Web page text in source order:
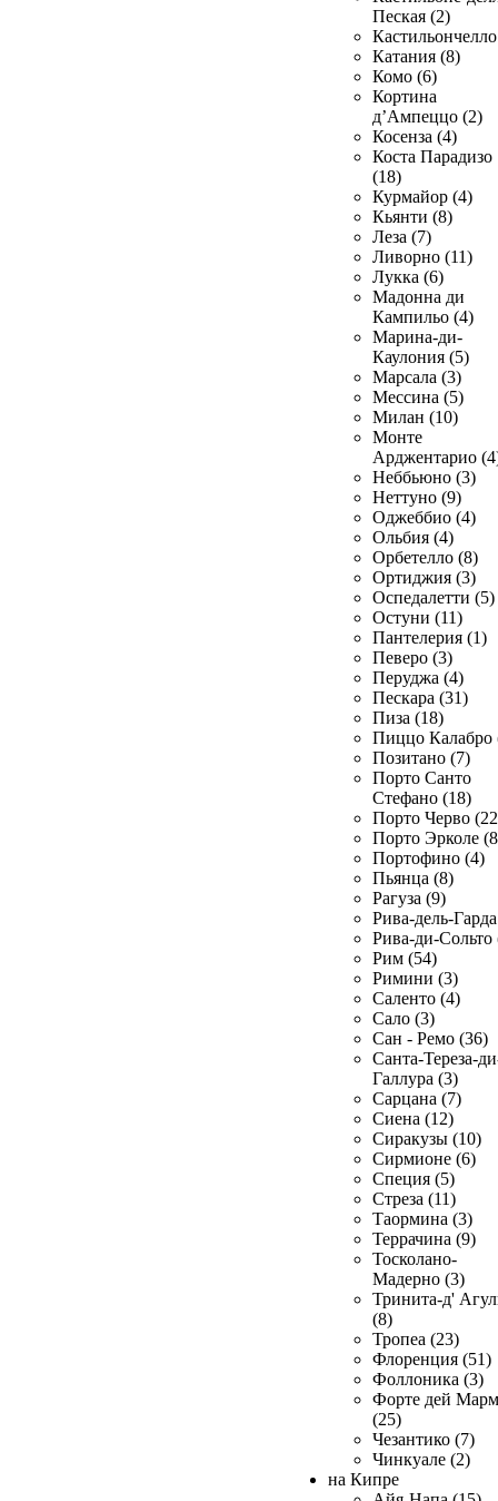
Пеская (2)
Катания (8)
Комо (6)
Кортина
д’Ампеццо (2)
Косенза (4)
Коста Парадизо
(18)
Курмайор (4)
Кьянти (8)
Леза (7)
Ливорно (11)
Лукка (6)
Мадонна ди
Кампильо (4)
Марина-ди-
Каулония (5)
Марсала (3)
Мессина (5)
Милан (10)
Монте
Арджентарио
Неббьюно (3)
Неттуно (9)
Оджеббио (4)
Ольбия (4)
Орбетелло (8)
Ортиджия (3)
Оспедалетти (5)
Остуни (11)
Пантелерия (1)
Певеро (3)
Перуджа (4)
Пескара (31)
Пиза (18)
Пиццо Калабро
Позитано (7)
Порто Санто
Стефано (18)
Порто Черво
Порто Эрколе
Портофино (4)
Пьянца (8)
Рагуза (9)
Рива-дель-
Рива-ди-Сольто
Рим (54)
Римини (3)
Саленто (4)
Сало (3)
Сан - Ремо (36)
Санта-Тереза-
Галлура (3)
Сарцана (7)
Сиена (12)
Сиракузы (10)
Сирмионе (6)
Специя (5)
Стреза (11)
Таормина (3)
Террачина (9)
Тосколано-
Мадерно (3)
Тринита-д'
(8)
Тропеа (23)
Флоренция (51)
Фоллоника (3)
Форте дей
(25)
Чезантико (7)
Чинкуале (2)
на Кипре